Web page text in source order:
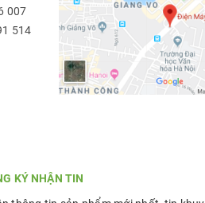
007
514
KÝ NHẬN TIN